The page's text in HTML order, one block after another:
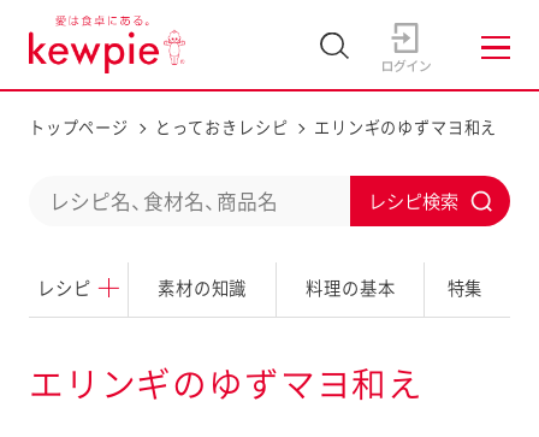
トップページ とっておきレシピ エリンギのゆずマヨ和え
レシピ 素材の知識 料理の基本 特集
d
c
b
i
t
エリンギのゆずマヨ和え